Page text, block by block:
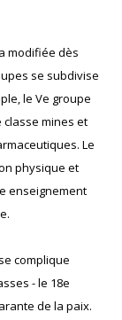
modifiée dès
se subdivise
le Ve groupe
classe mines et
Le
physique et
enseignement
complique
- le 18e
de la paix.